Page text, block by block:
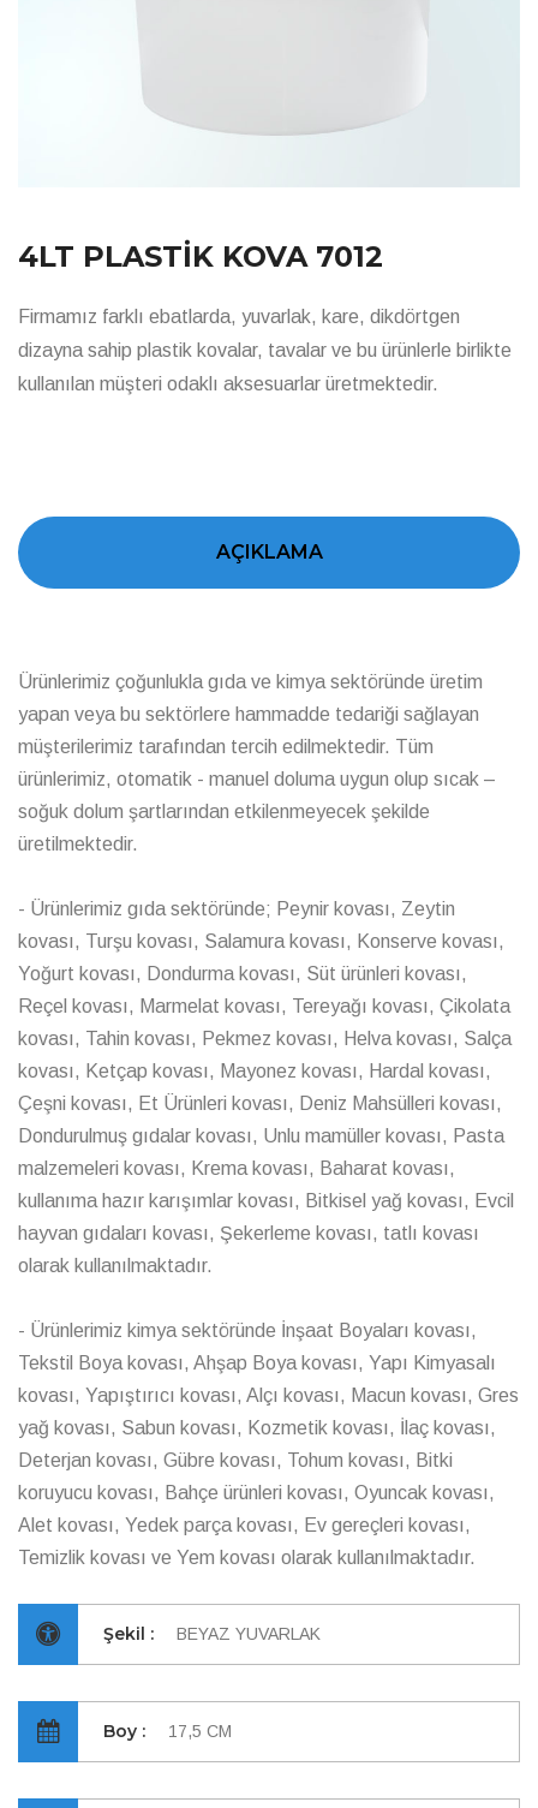
4LT PLASTİK KOVA 7012
Firmamız farklı ebatlarda, yuvarlak, kare, dikdörtgen
dizayna sahip plastik kovalar, tavalar ve bu ürünlerle birlikte
kullanılan müşteri odaklı aksesuarlar üretmektedir.
AÇIKLAMA
Ürünlerimiz çoğunlukla gıda ve kimya sektöründe üretim
yapan veya bu sektörlere hammadde tedariği sağlayan
müşterilerimiz tarafından tercih edilmektedir. Tüm
ürünlerimiz, otomatik - manuel doluma uygun olup sıcak –
soğuk dolum şartlarından etkilenmeyecek şekilde
üretilmektedir.
- Ürünlerimiz gıda sektöründe; Peynir kovası, Zeytin
kovası, Turşu kovası, Salamura kovası, Konserve kovası,
Yoğurt kovası, Dondurma kovası, Süt ürünleri kovası,
Reçel kovası, Marmelat kovası, Tereyağı kovası, Çikolata
kovası, Tahin kovası, Pekmez kovası, Helva kovası, Salça
kovası, Ketçap kovası, Mayonez kovası, Hardal kovası,
Çeşni kovası, Et Ürünleri kovası, Deniz Mahsülleri kovası,
Dondurulmuş gıdalar kovası, Unlu mamüller kovası, Pasta
malzemeleri kovası, Krema kovası, Baharat kovası,
kullanıma hazır karışımlar kovası, Bitkisel yağ kovası, Evcil
hayvan gıdaları kovası, Şekerleme kovası, tatlı kovası
olarak kullanılmaktadır.
- Ürünlerimiz kimya sektöründe İnşaat Boyaları kovası,
Tekstil Boya kovası, Ahşap Boya kovası, Yapı Kimyasalı
kovası, Yapıştırıcı kovası, Alçı kovası, Macun kovası, Gres
yağ kovası, Sabun kovası, Kozmetik kovası, İlaç kovası,
Deterjan kovası, Gübre kovası, Tohum kovası, Bitki
koruyucu kovası, Bahçe ürünleri kovası, Oyuncak kovası,
Alet kovası, Yedek parça kovası, Ev gereçleri kovası,
Temizlik kovası ve Yem kovası olarak kullanılmaktadır.
Şekil : BEYAZ YUVARLAK
Boy : 17,5 CM